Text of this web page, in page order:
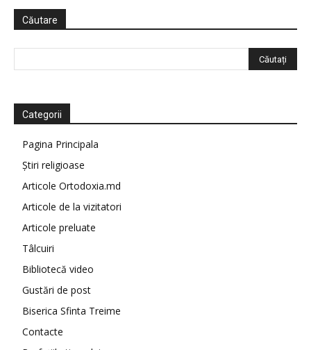
Căutare
Categorii
Pagina Principala
Știri religioase
Articole Ortodoxia.md
Articole de la vizitatori
Articole preluate
Tâlcuiri
Bibliotecă video
Gustări de post
Biserica Sfinta Treime
Contacte